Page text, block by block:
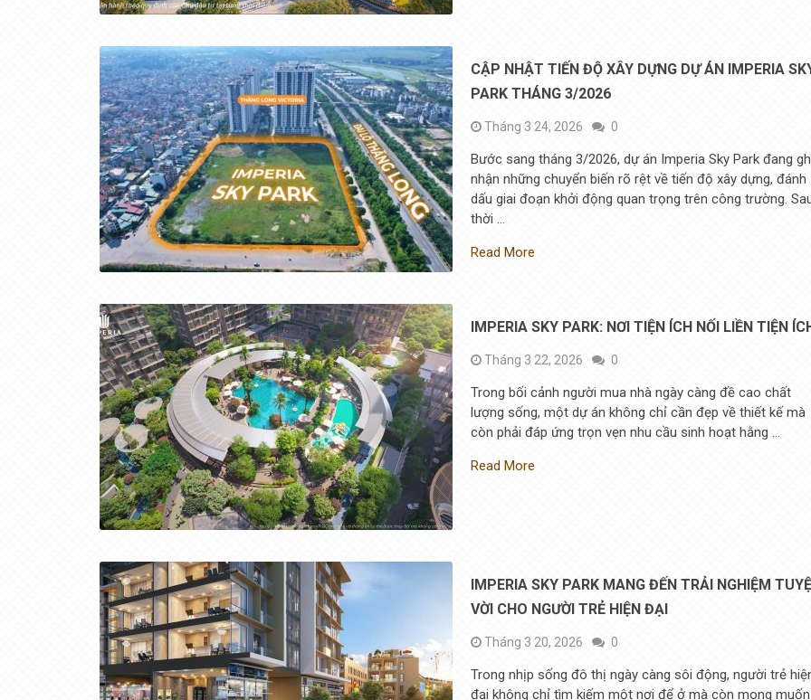
CẬP NHẬT TIẾN ĐỘ XÂY DỰNG DỰ ÁN IMPERIA
PARK THÁNG 3/2026
Tháng 3 24, 2026 0
Bước sang tháng 3/2026, dự án Imperia Sky Park đang
nhận những chuyển biến rõ rệt về tiến độ xây dựng, đánh
dấu giai đoạn khởi động quan trọng trên công trường.
thời …
Read More
IMPERIA SKY PARK: NƠI TIỆN ÍCH NỐI LIỀN TIỆN
Tháng 3 22, 2026 0
Trong bối cảnh người mua nhà ngày càng đề cao chất
lượng sống, một dự án không chỉ cần đẹp về thiết kế mà
còn phải đáp ứng trọn vẹn nhu cầu sinh hoạt hằng …
Read More
IMPERIA SKY PARK MANG ĐẾN TRẢI NGHIỆM
VỜI CHO NGƯỜI TRẺ HIỆN ĐẠI
Tháng 3 20, 2026 0
Trong nhịp sống đô thị ngày càng sôi động, người trẻ
đại không chỉ tìm kiếm một nơi để ở mà còn mong muốn